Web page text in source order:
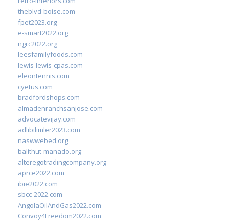
theblvd-boise.com
fpet2023.org
e-smart2022.org
ngrc2022.org
leesfamilyfoods.com
lewis-lewis-cpas.com
eleontennis.com
cyetus.com
bradfordshops.com
almadenranchsanjose.com
advocatevijay.com
adlibilimler2023.com
naswwebed.org
balithut-manado.org
alteregotradingcompany.org
aprce2022.com
ibie2022.com
sbcc-2022.com
AngolaOilAndGas2022.com
Convoy4Freedom2022.com